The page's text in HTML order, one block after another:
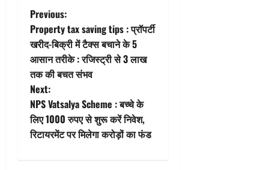
P
o
s
t
n
a
Previous:
Property tax saving tips : प्रॉपर्टी
खरीद-बिक्री में टैक्स बचाने के 5
आसान तरीके : रजिस्ट्री से 3 लाख
तक की बचत संभव
Next:
NPS Vatsalya Scheme : बच्चे के
लिए 1000 रुपए से शुरू करें निवेश,
रिटायरमेंट पर मिलेगा करोड़ों का फंड